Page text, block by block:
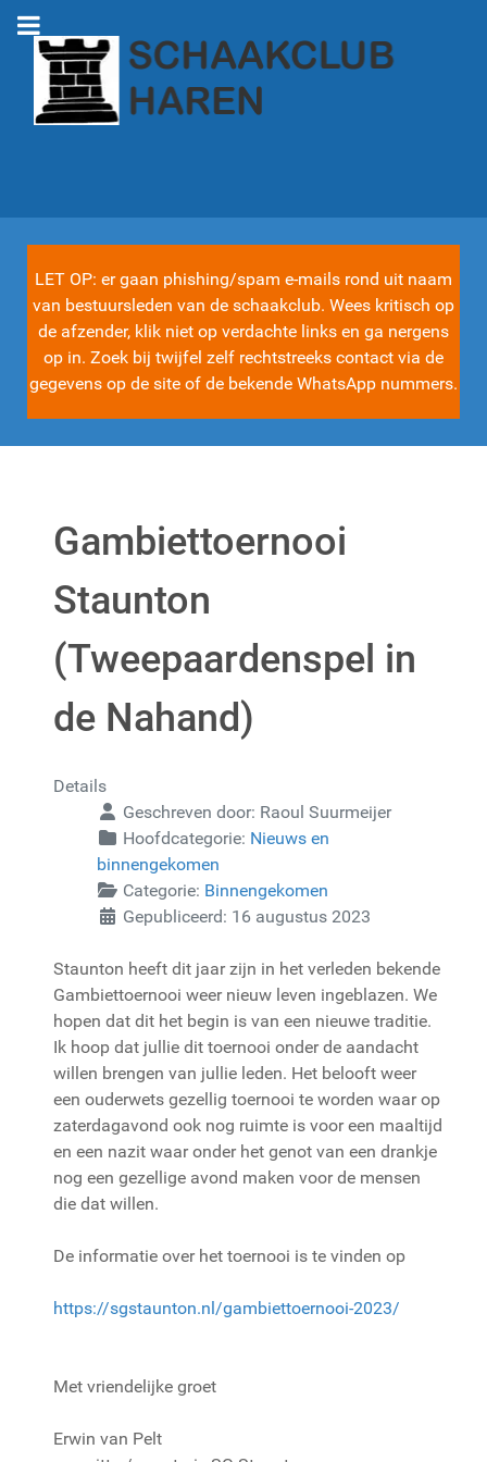
LET OP: er gaan phishing/spam e-mails rond uit naam
van bestuursleden van de schaakclub. Wees kritisch op
de afzender, klik niet op verdachte links en ga nergens
op in. Zoek bij twijfel zelf rechtstreeks contact via de
gegevens op de site of de bekende WhatsApp nummers.
Gambiettoernooi
Staunton
(Tweepaardenspel in
de Nahand)
Details
Geschreven door: Raoul Suurmeijer
Hoofdcategorie: Nieuws en
binnengekomen
Categorie: Binnengekomen
Gepubliceerd: 16 augustus 2023
Staunton heeft dit jaar zijn in het verleden bekende
Gambiettoernooi weer nieuw leven ingeblazen. We
hopen dat dit het begin is van een nieuwe traditie.
Ik hoop dat jullie dit toernooi onder de aandacht
willen brengen van jullie leden. Het belooft weer
een ouderwets gezellig toernooi te worden waar op
zaterdagavond ook nog ruimte is voor een maaltijd
en een nazit waar onder het genot van een drankje
nog een gezellige avond maken voor de mensen
die dat willen.
De informatie over het toernooi is te vinden op
https://sgstaunton.nl/gambiettoernooi-2023/
Met vriendelijke groet
Erwin van Pelt